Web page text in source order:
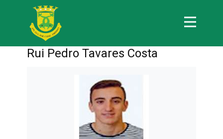
Rui Pedro Tavares Costa